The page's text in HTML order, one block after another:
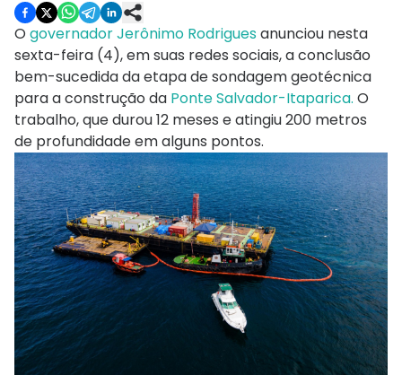
O governador Jerônimo Rodriguesanunciou nesta
sexta-feira (4), em suas redes sociais, a conclusão
bem-sucedida da etapa de sondagem geotécnica
para a construção da Ponte Salvador-Itaparica. O
trabalho, que durou 12 meses e atingiu 200 metros
de profundidade em alguns pontos.